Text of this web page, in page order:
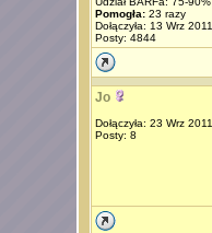
Pomogła:23 razy
Dołączyła: 13 Wrz 2011
Posty: 4844
Jo
Dołączyła: 23 Wrz 2011
Posty: 8